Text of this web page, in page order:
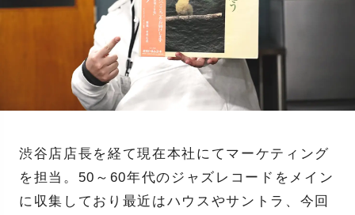
渋谷店店長を経て現在本社にてマーケティング
を担当。50～60年代のジャズレコードをメイン
に収集しており最近はハウスやサントラ、今回